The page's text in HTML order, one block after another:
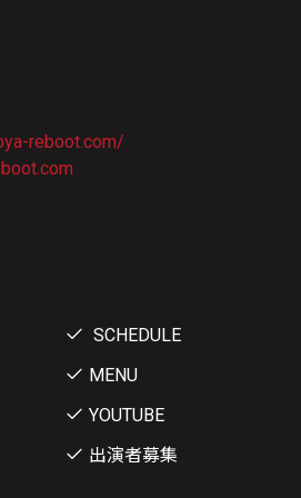
reboot.com/
SCHEDULE
MENU
YOUTUBE
出演者募集